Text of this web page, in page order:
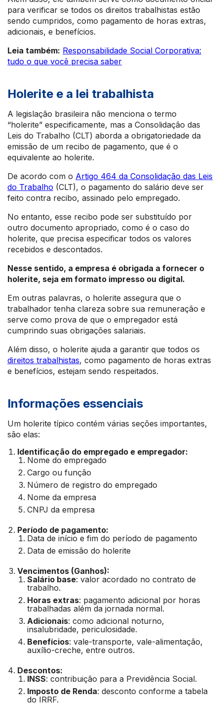
para verificar se todos os direitos trabalhistas estão
sendo cumpridos, como pagamento de horas extras,
adicionais, e benefícios.
Leia também: Responsabilidade Social Corporativa:
tudo o que você precisa saber
Holerite e a lei trabalhista
A legislação brasileira não menciona o termo
“holerite” especificamente, mas a Consolidação das
Leis do Trabalho (CLT) aborda a obrigatoriedade da
emissão de um recibo de pagamento, que é o
equivalente ao holerite.
De acordo com o Artigo 464 da Consolidação das Leis
do Trabalho (CLT), o pagamento do salário deve ser
feito contra recibo, assinado pelo empregado.
No entanto, esse recibo pode ser substituído por
outro documento apropriado, como é o caso do
holerite, que precisa especificar todos os valores
recebidos e descontados.
Nesse sentido, a empresa é obrigada a fornecer o
holerite, seja em formato impresso ou digital.
Em outras palavras, o holerite assegura que o
trabalhador tenha clareza sobre sua remuneração e
serve como prova de que o empregador está
cumprindo suas obrigações salariais.
Além disso, o holerite ajuda a garantir que todos os
direitos trabalhistas, como pagamento de horas extras
e benefícios, estejam sendo respeitados.
Informações essenciais
Um holerite típico contém várias seções importantes,
são elas:
Identificação do empregado e empregador:
Nome do empregado
Cargo ou função
Número de registro do empregado
Nome da empresa
CNPJ da empresa
Período de pagamento:
Data de início e fim do período de pagamento
Data de emissão do holerite
Vencimentos (Ganhos):
Salário base: valor acordado no contrato de
trabalho.
Horas extras: pagamento adicional por horas
trabalhadas além da jornada normal.
Adicionais: como adicional noturno,
insalubridade, periculosidade.
Benefícios: vale-transporte, vale-alimentação,
auxílio-creche, entre outros.
Descontos:
INSS: contribuição para a Previdência Social.
Imposto de Renda: desconto conforme a tabela
do IRRF.